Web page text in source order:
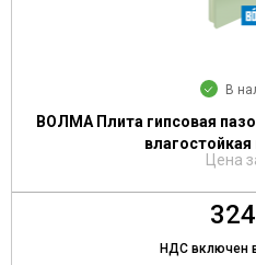
В
ВОЛМА Плита гипсовая
Цена
НДС включен